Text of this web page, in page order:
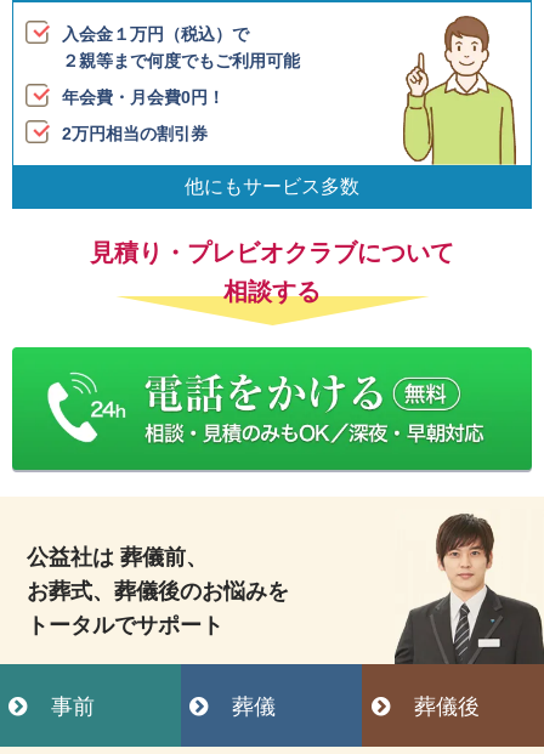
入会金１万円（税込）で
２親等まで何度でもご利用可能
年会費・月会費0円！
2万円相当の割引券
他にもサービス多数
見積り・プレビオクラブについて
相談する
公益社は 葬儀前、
お葬式、葬儀後のお悩みを
トータルでサポート
事前 葬儀 葬儀後